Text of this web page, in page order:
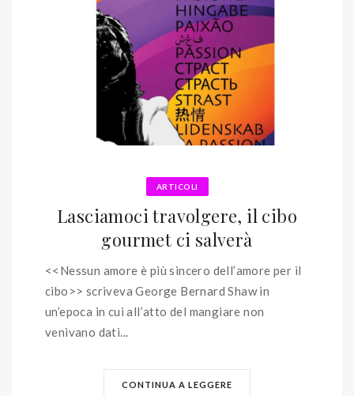
ARTICOLI
Lasciamoci travolgere, il cibo
gourmet ci salverà
<<Nessun amore è più sincero dell’amore per il
cibo>> scriveva George Bernard Shaw in
un’epoca in cui all’atto del mangiare non
venivano dati...
CONTINUA A LEGGERE